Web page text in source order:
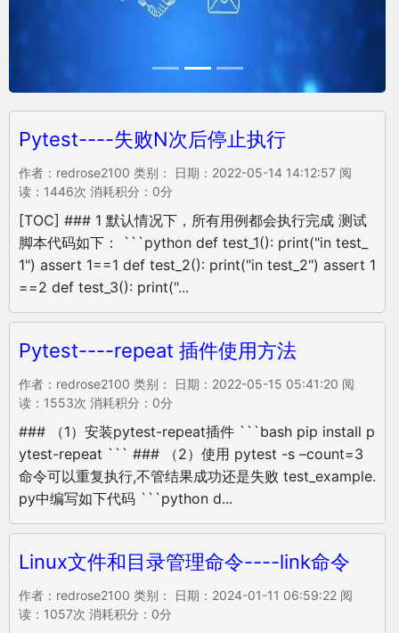
Pytest----失败N次后停止执行
作者：redrose2100 类别： 日期：2022-05-14 14:12:57 阅
读：1446次 消耗积分：0分
[TOC] ### 1 默认情况下，所有用例都会执行完成 测试
脚本代码如下： ```python def test_1(): print("in test_
1") assert 1==1 def test_2(): print("in test_2") assert 1
==2 def test_3(): print("...
Pytest----repeat 插件使用方法
作者：redrose2100 类别： 日期：2022-05-15 05:41:20 阅
读：1553次 消耗积分：0分
### （1）安装pytest-repeat插件 ```bash pip install p
ytest-repeat ``` ### （2）使用 pytest -s –count=3
命令可以重复执行,不管结果成功还是失败 test_example.
py中编写如下代码 ```python d...
Linux文件和目录管理命令----link命令
作者：redrose2100 类别： 日期：2024-01-11 06:59:22 阅
读：1057次 消耗积分：0分